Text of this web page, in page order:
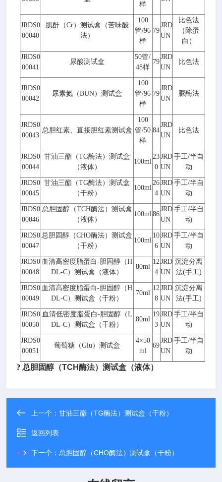
样
JRDS0
00040
肌酐（Cr）测试盒（苦味酸
法）
100
管/96
样
79
JRD
UN
比色法
（除蛋
白）
JRDS0
00041
尿酸测试盒
50管/
48样
79
JRD
UN
比色法
JRDS0
00042
尿素氮（BUN）测试盒
100
管/96
样
79
JRD
UN
脲酶法
JRDS0
00043
总胆红素、直接胆红素测试盒
100
管/50
样
84
JRD
UN
比色法
JRDS0
00044
甘油三酯（TG酶法）测试盒
（液体）
100ml
23
0
JRD
UN
手工/半自
动
JRDS0
00045
甘油三酯（TG酶法）测试盒
（干粉）
100ml
26
4
JRD
UN
手工/半自
动
JRDS0
00046
总胆固醇（TCH酶法）测试盒
（液体）
100ml86
JRD
UN
手工/半自
动
JRDS0
00047
总胆固醇（CHO酶法）测试盒
（干粉）
100ml
10
6
JRD
UN
手工/半自
动
JRDS0
00048
血清高密度脂蛋白-胆固醇（H
DL-C）测试盒（液体）
80ml
12
4
JRD
UN
沉淀分离
法(手工)
JRDS0
00049
血清高密度脂蛋白-胆固醇（H
DL-C）测试盒（干粉）
70ml
12
8
JRD
UN
沉淀分离
法(手工)
JRDS0
00050
血清低密度脂蛋白-胆固醇（L
DL-C）测试盒（干粉）
80ml
19
3
JRD
UN
手工/半自
动
JRDS0
00051
葡萄糖（Glu）测试盒
4×50
ml
69
JRD
UN
手工/半自
动
? 总胆固醇（TCH酶法）测试盒（液体）
上一个：甘油三酯（TG酶法）测试盒（干粉）
返回列表
下一个： 总胆固醇（CHO酶法）测试盒（干粉）